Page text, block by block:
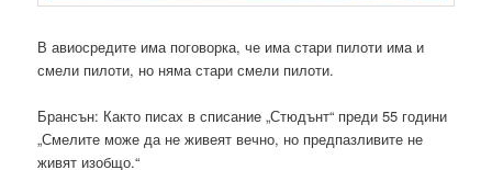
В авиосредите има поговорка, че има стари пилоти има и
смели пилоти, но няма стари смели пилоти.
Брансън: Както писах в списание „Стюдънт“ преди 55 години
„Смелите може да не живеят вечно, но предпазливите не
живят изобщо.“